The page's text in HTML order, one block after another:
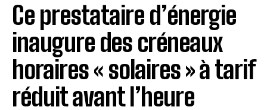
Ce prestataire d’énergie
inaugure des créneaux
horaires « solaires » à tarif
réduit avant l’heure